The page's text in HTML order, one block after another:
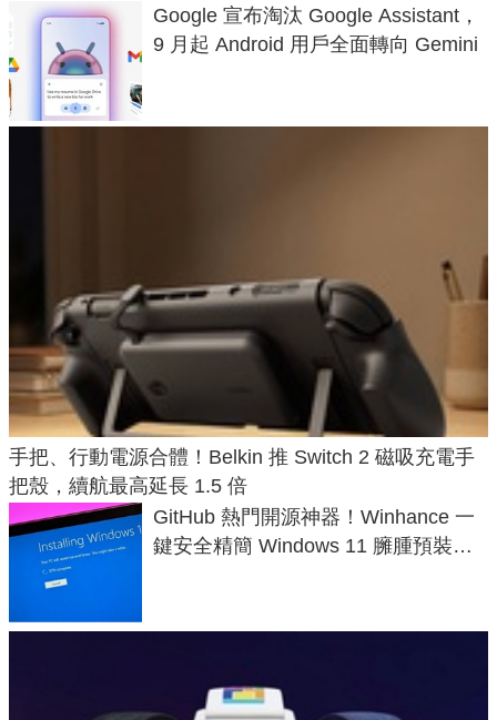
Google 宣布淘汰 Google Assistant，
9 月起 Android 用戶全面轉向 Gemini
手把、行動電源合體！Belkin 推 Switch 2 磁吸充電手
把殼，續航最高延長 1.5 倍
GitHub 熱門開源神器！Winhance 一
鍵安全精簡 Windows 11 臃腫預裝軟